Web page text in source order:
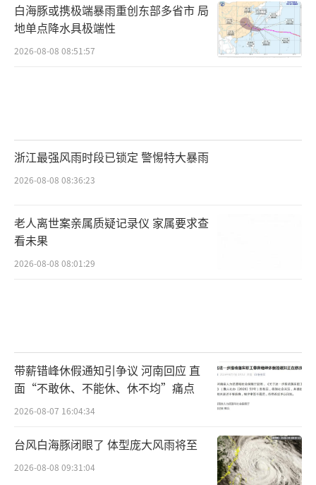
白海豚或携极端暴雨重创东部多省市 局
地单点降水具极端性
2026-08-08 08:51:57
浙江最强风雨时段已锁定 警惕特大暴雨
2026-08-08 08:36:23
老人离世案亲属质疑记录仪 家属要求查
看未果
2026-08-08 08:01:29
带薪错峰休假通知引争议 河南回应 直
面“不敢休、不能休、休不均”痛点
2026-08-07 16:04:34
台风白海豚闭眼了 体型庞大风雨将至
2026-08-08 09:31:04